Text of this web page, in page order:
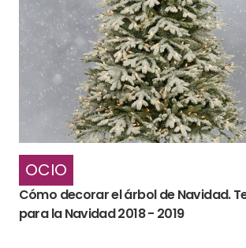
OCIO
Cómo decorar el árbol de Navidad.
para la Navidad 2018 - 2019